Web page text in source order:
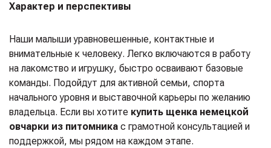
Характер и перспективы
Наши малыши уравновешенные, контактные и
внимательные к человеку. Легко включаются в работу
на лакомство и игрушку, быстро осваивают базовые
команды. Подойдут для активной семьи, спорта
начального уровня и выставочной карьеры по желанию
владельца. Если вы хотите купить щенка немецкой
овчарки из питомника с грамотной консультацией и
поддержкой, мы рядом на каждом этапе.